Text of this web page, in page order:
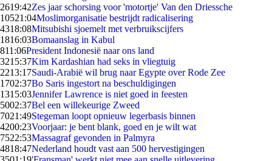
2619:42Zes jaar schorsing voor 'motortje' Van den Driessche
10521:04Moslimorganisatie bestrijdt radicalisering
4318:08Mitsubishi sjoemelt met verbruikscijfers
1816:03Bomaanslag in Kabul
811:06President Indonesië naar ons land
3215:37Kim Kardashian had seks in vliegtuig
2213:17Saudi-Arabië wil brug naar Egypte over Rode Zee
1702:37Bo Saris ingestort na beschuldigingen
1315:03Jennifer Lawrence is niet goed in feesten
5002:37Bel een willekeurige Zweed
7021:49Stegeman loopt opnieuw legerbasis binnen
4200:23Voorjaar: je bent blank, goed en je wilt wat
7522:53Massagraf gevonden in Palmyra
4818:47Nederland houdt vast aan 500 hervestigingen